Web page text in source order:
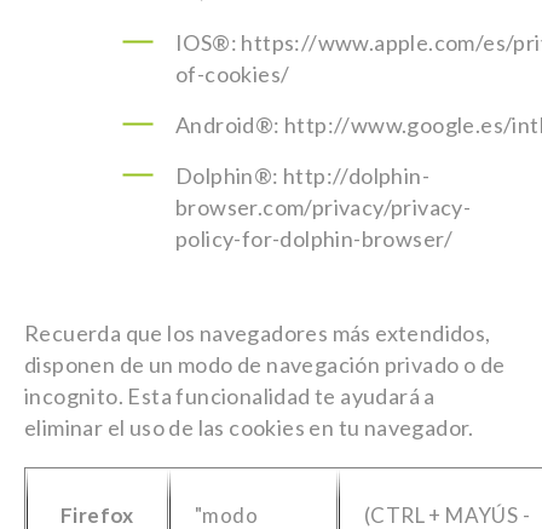
IOS®: https://www.apple.com/es/
of-cookies/
Android®: http://www.google.es/
Dolphin®: http://dolphin-
browser.com/privacy/privacy-
policy-for-dolphin-browser/
Recuerda que los navegadores más extendidos,
disponen de un modo de navegación privado o de
incognito. Esta funcionalidad te ayudará a
eliminar el uso de las cookies en tu navegador.
Firefox
"modo
(CTRL + MAYÚS -